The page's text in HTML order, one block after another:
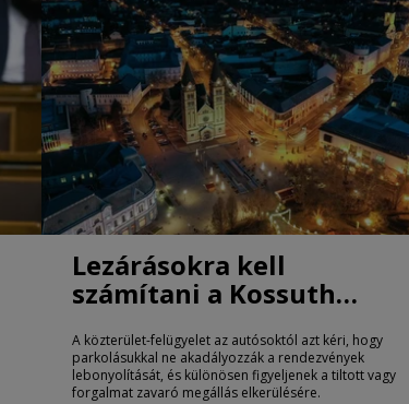
Lezárásokra kell
számítani a Kossuth
A közterület-felügyelet az autósoktól azt kéri, hogy
parkolásukkal ne akadályozzák a rendezvények
lebonyolítását, és különösen figyeljenek a tiltott vagy
forgalmat zavaró megállás elkerülésére.